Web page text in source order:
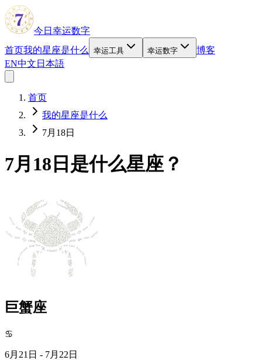
今日幸运数字
首页我的星座是什么 幸运工具 幸运数字
博客
EN中文 日本語
首页
我的星座是什么
7月18日
7月18日是什么星座？
巨蟹座
♋
6月21日 - 7月22日